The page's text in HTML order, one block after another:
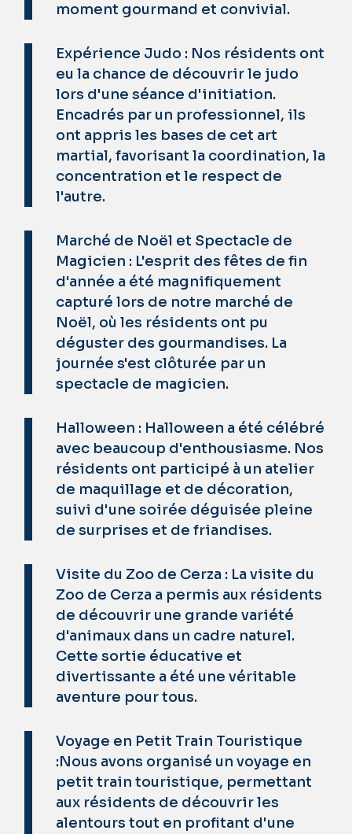
moment gourmand et convivial.
Expérience Judo : Nos résidents ont
eu la chance de découvrir le judo
lors d'une séance d'initiation.
Encadrés par un professionnel, ils
ont appris les bases de cet art
martial, favorisant la coordination, la
concentration et le respect de
l'autre.
Marché de Noël et Spectacle de
Magicien : L'esprit des fêtes de fin
d'année a été magnifiquement
capturé lors de notre marché de
Noël, où les résidents ont pu
déguster des gourmandises. La
journée s'est clôturée par un
spectacle de magicien.
Halloween : Halloween a été célébré
avec beaucoup d'enthousiasme. Nos
résidents ont participé à un atelier
de maquillage et de décoration,
suivi d'une soirée déguisée pleine
de surprises et de friandises.
Visite du Zoo de Cerza : La visite du
Zoo de Cerza a permis aux résidents
de découvrir une grande variété
d'animaux dans un cadre naturel.
Cette sortie éducative et
divertissante a été une véritable
aventure pour tous.
Voyage en Petit Train Touristique
:Nous avons organisé un voyage en
petit train touristique, permettant
aux résidents de découvrir les
alentours tout en profitant d'une